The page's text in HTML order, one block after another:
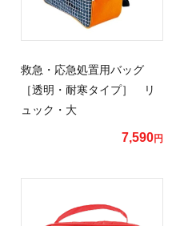
救急・応急処置用バッグ
［透明・耐寒タイプ］ リ
ュック・大
7,590円